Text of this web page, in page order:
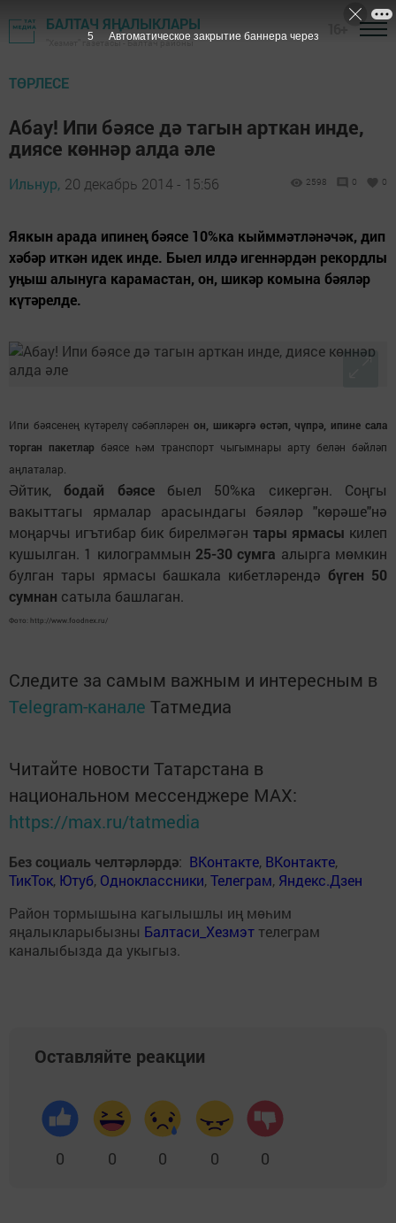
БАЛТАЧ ЯҢАЛЫКЛАРЫ
"Хезмәт" газетасы - Балтач районы
ТӨРЛЕСЕ
Абау! Ипи бәясе дә тагын арткан инде,
диясе көннәр алда әле
Ильнур, 20 декабрь 2014 - 15:56 2598 0 0
Яякын арада ипинең бәясе 10%ка кыйммәтләнәчәк, дип
хәбәр иткән идек инде. Быел илдә игеннәрдән рекордлы
уңыш алынуга карамастан, он, шикәр комына бәяләр
күтәрелде.
Ипи бәясенең күтәрелү сәбәпләренон, шикәргә өстәп, чүпрә, ипине сала
торган пакетлар бәясе һәм транспорт чыгымнары арту белән бәйләп
аңлаталар.
Әйтик, бодай бәясебыел 50%ка сикергән. Соңгы
вакыттагы ярмалар арасындагы бәяләр "көрәше"нә
моңарчы игътибар бик бирелмәгән тары ярмасы килеп
кушылган. 1 килограммын 25-30 сумга алырга мөмкин
булган тары ярмасы башкала кибетләрендә бүген 50
сумнан сатыла башлаган.
Фото: http://www.foodnex.ru/
Следите за самым важным и интересным в
Telegram-канале Татмедиа
Читайте новости Татарстана в
национальном мессенджере MАХ:
https://max.ru/tatmedia
Без социаль челтәрләрдә: ВКонтакте, ВКонтакте,
ТикТок, Ютуб, Одноклассники,Телеграм, Яндекс.Дзен
Район тормышына кагылышлы иң мөһим
яңалыкларыбызны Балтаси_Хезмэт телеграм
каналыбызда да укыгыз.
Оставляйте реакции
0 0 0 0 0
4 Автоматическое закрытие баннера через